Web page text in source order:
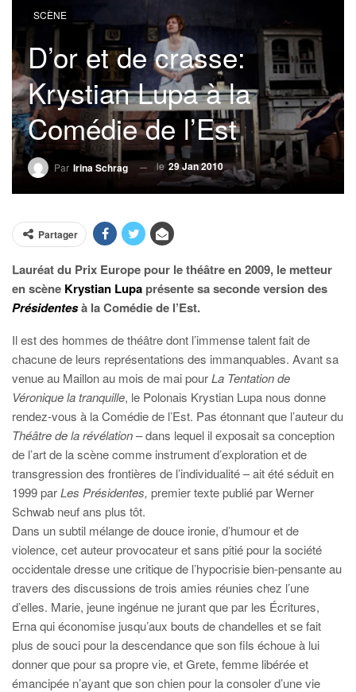
SCÈNE
D’or et de crasse:
Krystian Lupa à la
Comédie de l’Est
Par Irina Schrag le 29 Jan 2010
Partager
Lauréat du Prix Europe pour le théâtre en 2009, le metteur
en scène Krystian Lupa présente sa seconde version des
Présidentesà la Comédie de l’Est.
Il est des hommes de théâtre dont l’immense talent fait de
chacune de leurs représentations des immanquables. Avant sa
venue au Maillon au mois de mai pourLa Tentation de
Véronique la tranquille, le Polonais Krystian Lupa nous donne
rendez-vous à la Comédie de l’Est. Pas étonnant que l’auteur du
Théâtre de la révélation– dans lequel il exposait sa conception
de l’art de la scène comme instrument d’exploration et de
transgression des frontières de l’individualité – ait été séduit en
1999 parLes Présidentes, premier texte publié par Werner
Schwab neuf ans plus tôt.
Dans un subtil mélange de douce ironie, d’humour et de
violence, cet auteur provocateur et sans pitié pour la société
occidentale dresse une critique de l’hypocrisie bien-pensante au
travers des discussions de trois amies réunies chez l’une
d’elles. Marie, jeune ingénue ne jurant que par les Écritures,
Erna qui économise jusqu’aux bouts de chandelles et se fait
plus de souci pour la descendance que son fils échoue à lui
donner que pour sa propre vie, et Grete, femme libérée et
émancipée n’ayant que son chien pour la consoler d’une vie